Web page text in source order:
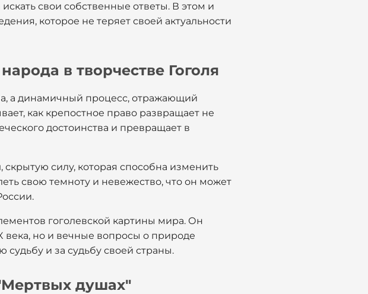
свои собственные ответы. В этом и
которое не теряет своей актуальности
в творчестве Гоголя
а динамичный процесс, отражающий
как крепостное право развращает не
достоинства и превращает в
силу, которая способна изменить
свою темноту и невежество, что он может
гоголевской картины мира. Он
века, но и вечные вопросы о природе
судьбу и за судьбу своей страны.
душах"